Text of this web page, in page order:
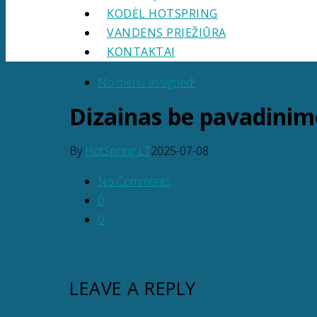
KODĖL HOTSPRING
VANDENS PRIEŽIŪRA
KONTAKTAI
No menu assigned!
Dizainas be
By HotSpring LT2025-07-08
No Comments
0
0
LEAVE A REPLY